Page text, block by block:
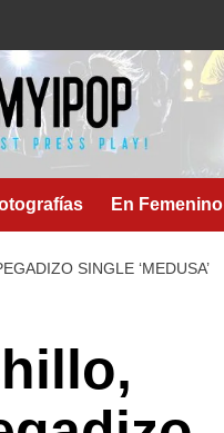
En Femenino
SINGLE ‘MEDUSA’